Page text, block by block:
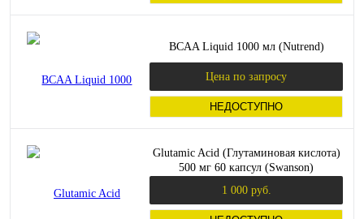
BCAA Liquid 1000 мл (Nutrend)
Цена по запросу
НЕДОСТУПНО
Glutamic Acid (Глутаминовая кислота)
500 мг 60 капсул (Swanson)
1 000 руб.